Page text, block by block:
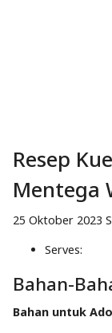
Resep
Mentega
25 Oktober 2023
Serves:
Bahan-
Bahan untuk